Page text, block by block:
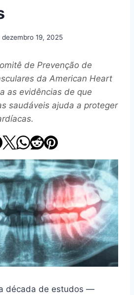
dezembro 19, 2025
de Prevenção de
da American Heart
as evidências de que
saudáveis ajuda a proteger
década de estudos —